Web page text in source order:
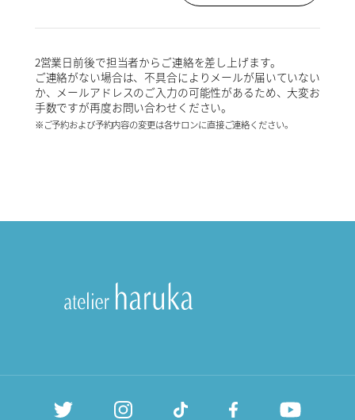
2営業日前後で担当者からご連絡を差し上げます。
ご連絡がない場合は、不具合によりメールが届いていない
か、メールアドレスのご入力の可能性があるため、大変お
手数ですが再度お問い合わせください。
※ご予約および予約内容の変更は各サロンに直接ご連絡ください。